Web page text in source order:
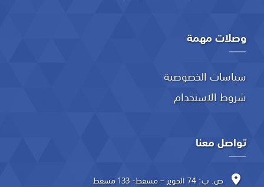
وصلات مهمة
سياسات الخصوصية
شروط الاستخدام
تواصل معنا
ص. ب: 74 الخوير – مسقط- 133 مسقط